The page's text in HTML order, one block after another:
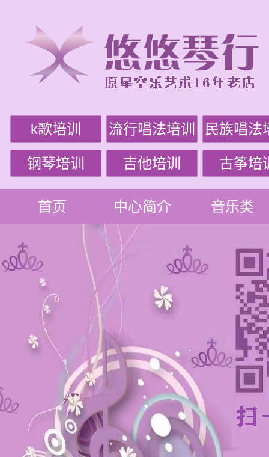
k歌培训 流行唱法培训 民族唱法
钢琴培训 吉他培训 古筝培
首页 中心简介 音乐类